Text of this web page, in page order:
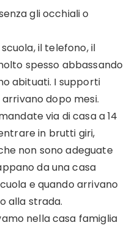
gli occhiali o
il telefono, il
spesso abbassando
abituati. I supporti
dopo mesi.
via di casa a 14
in brutti giri,
non sono adeguate
da una casa
e quando arrivano
alla strada.
nella casa famiglia